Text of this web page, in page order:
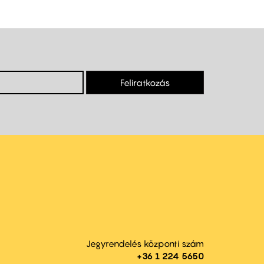
Feliratkozás
Jegyrendelés központi szám
+36 1 224 5650